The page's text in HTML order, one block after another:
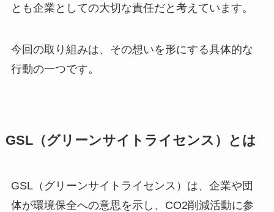
とも企業としての大切な責任だと考えています。
今回の取り組みは、その想いを形にする具体的な
行動の一つです。
GSL（グリーンサイトライセンス）とは
GSL（グリーンサイトライセンス）は、企業や団
体が環境保全への意思を示し、CO2削減活動に参